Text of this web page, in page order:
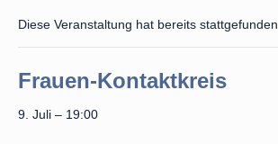
Diese Veranstaltung hat bereits stattgefunden.
Frauen-Kontaktkreis
9. Juli – 19:00